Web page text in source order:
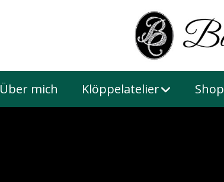
Über mich Klöppelatelier Shop